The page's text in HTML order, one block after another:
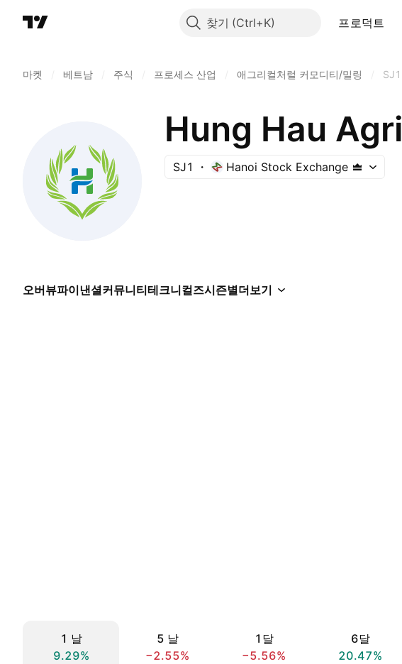
찾기 프로덕트
마켓 베트남 주식 프로세스 산업 애그리컬처럴 커모디티/밀링 SJ1
Hung Hau
SJ1 Hanoi Stock Exchange
오버뷰파이낸셜커뮤니티테크니컬즈시즌별더보기
1 날
9.29%
5 날
−2.55%
1달
−5.56%
6달
20.47%